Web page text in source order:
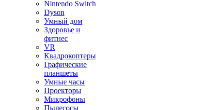
Nintendo Switch
Dyson
Умный дом
Здоровье и
фитнес
VR
Квадрокоптеры
Графические
планшеты
Умные часы
Проекторы
Микрофоны
Пылесосы